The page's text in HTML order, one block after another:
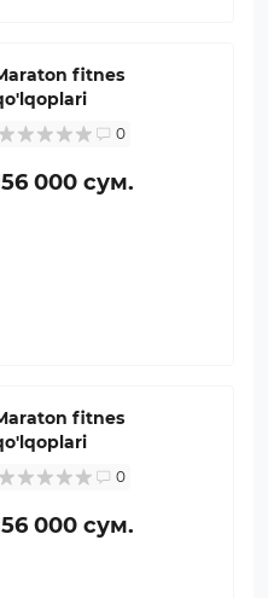
fitnes
0
000 сум.
fitnes
0
000 сум.